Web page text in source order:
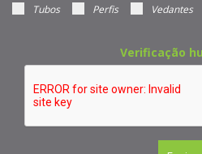
Tubos Perfis Vedantes
Verificação